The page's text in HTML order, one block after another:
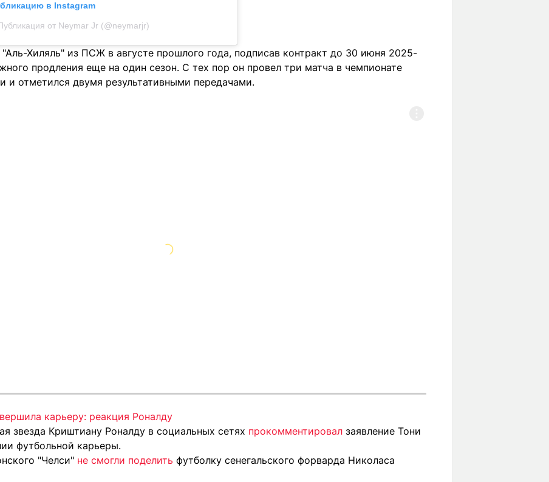
в Instagram
от Neymar Jr (@neymarjr)
Хиляль" из ПСЖ в августе прошлого года, подписав контракт до 30 июня 2025-
продления еще на один сезон. С тех пор он провел три матча в чемпионате
и отметился двумя результативными передачами.
карьеру: реакция Роналду
звезда Криштиану Роналду в социальных сетях прокомментировал заявление Тони
футбольной карьеры.
"Челси" не смогли поделить футболку сенегальского форварда Николаса